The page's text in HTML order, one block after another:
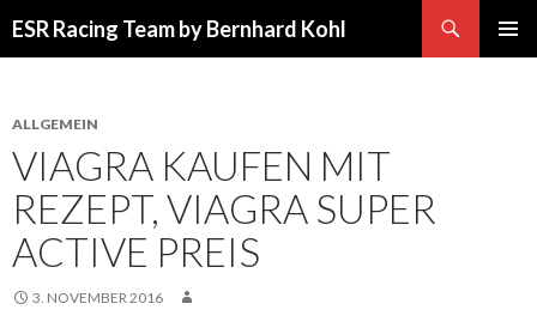
ESR Racing Team by Bernhard Kohl
ALLGEMEIN
VIAGRA KAUFEN MIT
REZEPT, VIAGRA SUPER
ACTIVE PREIS
3. NOVEMBER 2016